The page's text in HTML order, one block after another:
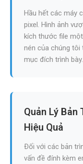
Hầu hết các máy
pixel. Hình ảnh
kích thước file
nén của chúng
mục đích trình bày.
Quản Lý Bản
Hiệu Quả
Đối với các bản
vấn đề đính kèm